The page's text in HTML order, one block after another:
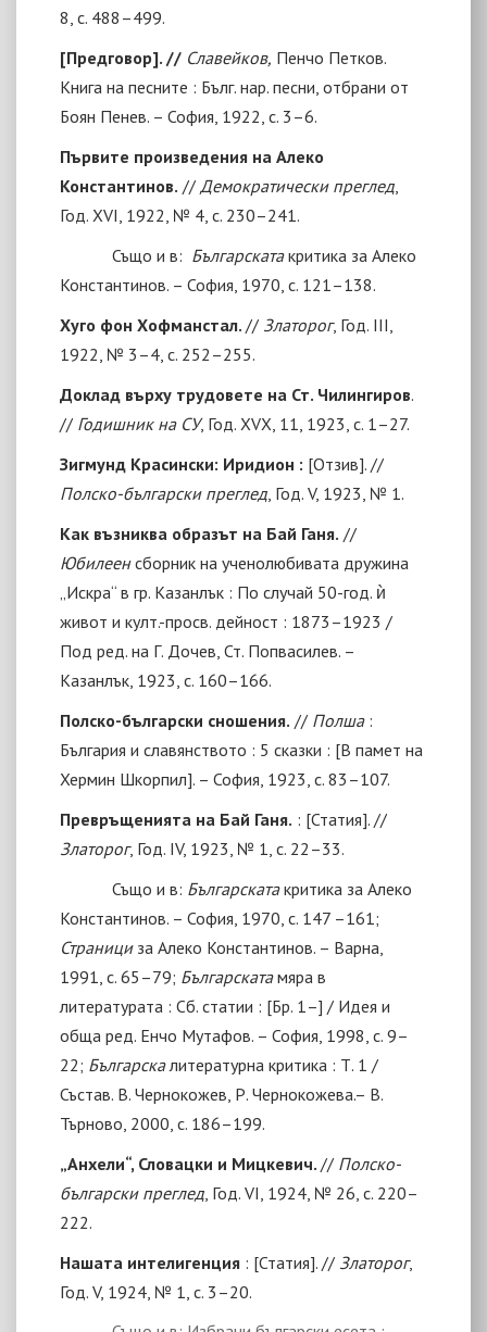
8, с. 488–499.
[Предговор]. // Славейков, Пенчо Петков.
Книга на песните : Бълг. нар. песни, отбрани от
Боян Пенев. – София, 1922, с. 3–6.
Първите произведения на Алеко
Константинов. // Демократически преглед
Год. ХVI, 1922, № 4, с. 230–241.
Също и в: Българскатакритика за Алеко
Константинов. – София, 1970, с. 121–138.
Хуго фон Хофманстал. // Златорог, Год. ІІІ,
1922, № 3–4, с. 252–255.
Доклад върху трудовете на Ст. Чилингиров.
// Годишник на СУ, Год. ХVХ, 11, 1923, с. 1–27.
Зигмунд Красински: Иридион : [Отзив]. //
Полско-български преглед , Год. V, 1923, № 1.
Как възниква образът на Бай Ганя. //
Юбилеенсборник на ученолюбивата дружина
„Искра“ в гр. Казанлък : По случай 50-год. ѝ
живот и култ.-просв. дейност : 1873–1923 /
Под ред. на Г. Дочев, Ст. Попвасилев. –
Казанлък, 1923, с. 160–166.
Полско-български сношения. // Полша:
България и славянството : 5 сказки : [В памет на
Хермин Шкорпил]. – София, 1923, с. 83–107.
Превръщенията на Бай Ганя. : [Статия]. //
Златорог, Год. IV, 1923, № 1, с. 22–33.
Също и в: Българскатакритика за Алеко
Константинов. – София, 1970, с. 147 –161;
Странициза Алеко Константинов. – Варна,
1991, с. 65–79; Българскатамяра в
литературата : Сб. статии : [Бр. 1–] / Идея и
обща ред. Енчо Мутафов. – София, 1998, с. 9–
22; Българскалитературна критика : Т. 1 /
Състав. В. Чернокожев, Р. Чернокожева.– В.
Търново, 2000, с. 186–199.
„Анхели“, Словацки и Мицкевич. // Полско-
български преглед , Год. VI, 1924, № 26, с. 220–
222.
Нашата интелигенция : [Статия]. // Златорог,
Год. V, 1924, № 1, с. 3–20.